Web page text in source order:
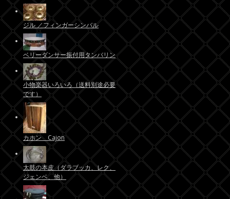
ジル ／フィンガーシンバル
ベリーダンサー振付用タンバリン
小物楽器いろいろ（送料別途必要
です）
カホン Cajon
太鼓の本皮（ダラブッカ、レク、
ジェンベ、他）